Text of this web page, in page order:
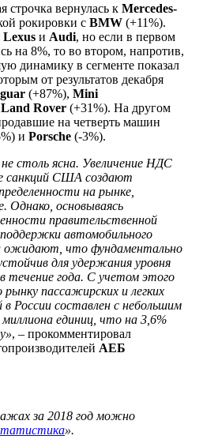
строчка вернулась к Mercedes-
рокировки с BMW (+11%).
Lexus и Audi, но если в первом
на 8%, то во втором, напротив,
динамику в сегменте показал
от результатов декабря
(+87%), Mini
Land Rover (+31%). На другом
на четверть машин
и Porsche (-3%).
столь ясна. Увеличение НДС
санкций США создают
на рынке,
Однако, основываясь
правительственной
автомобильного
ожидают, что фундаментально
для удержания уровня
течение года. С учетом этого
пассажирских и легких
в России составлен с небольшим
единиц, что на 3,6%
, – прокомментировал
АЕБ
за 2018 год можно
».